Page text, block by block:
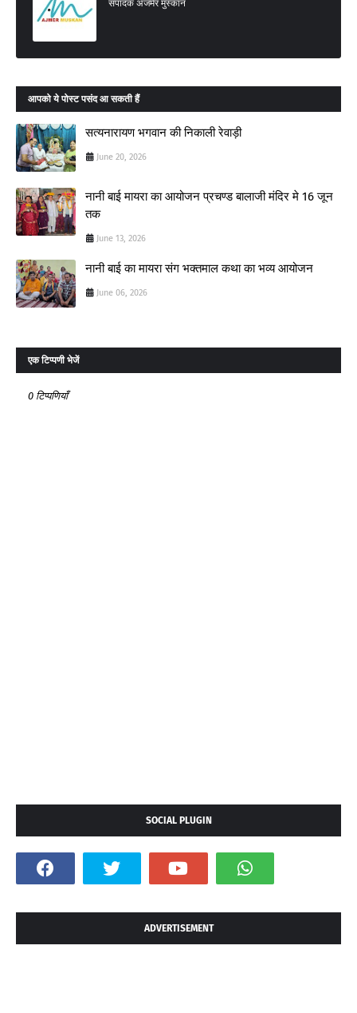
संपादक अजमेर मुस्कान
आपको ये पोस्ट पसंद आ सकती हैं
सत्यनारायण भगवान की निकाली रेवाड़ी
June 20, 2026
नानी बाई मायरा का आयोजन प्रचण्ड बालाजी मंदिर मे 16 जून
तक
June 13, 2026
नानी बाई का मायरा संग भक्तमाल कथा का भव्य आयोजन
June 06, 2026
एक टिप्पणी भेजें
0 टिप्पणियाँ
SOCIAL PLUGIN
ADVERTISEMENT